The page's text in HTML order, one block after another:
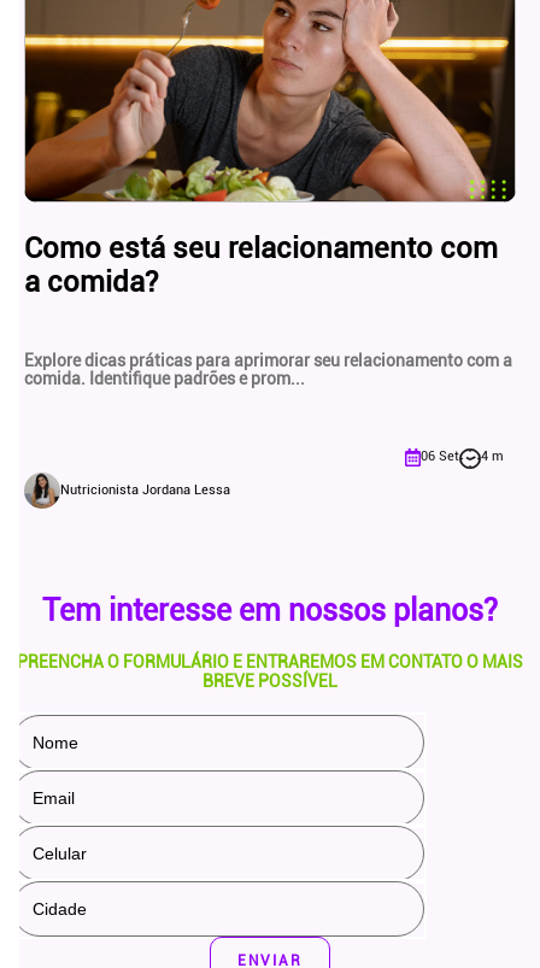
Como está seu relacionamento com
a comida?
Explore dicas práticas para aprimorar seu relacionamento com a
comida. Identifique padrões e prom...
Nutricionista Jordana Lessa
06 Set 4 m
Tem interesse em nossos planos?
PREENCHA O FORMULÁRIO E ENTRAREMOS EM CONTATO O MAIS
BREVE POSSÍVEL
ENVIAR